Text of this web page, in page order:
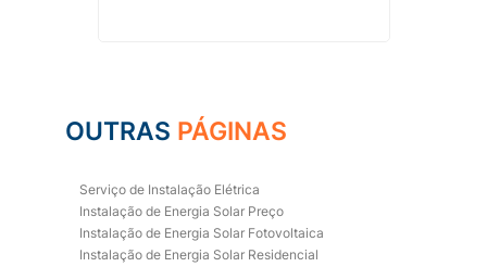
OUTRAS PÁGINAS
Serviço de Instalação Elétrica
Instalação de Energia Solar Preço
Instalação de Energia Solar Fotovoltaica
Instalação de Energia Solar Residencial